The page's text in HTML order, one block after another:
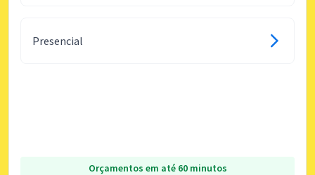
Presencial
Orçamentos em até 60 minutos